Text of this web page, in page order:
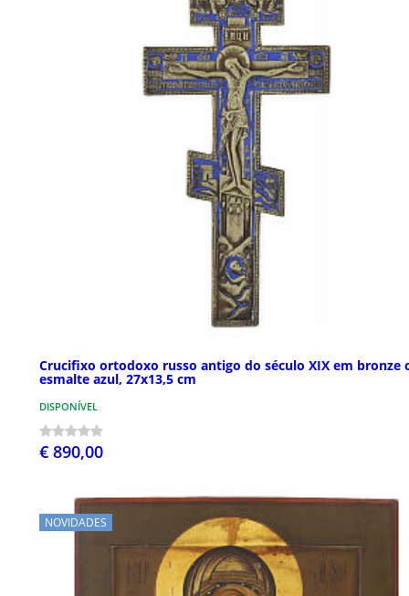
Crucifixo ortodoxo russo antigo do século XIX em bronze
esmalte azul, 27x13,5 cm
DISPONÍVEL
€ 890,00
NOVIDADES